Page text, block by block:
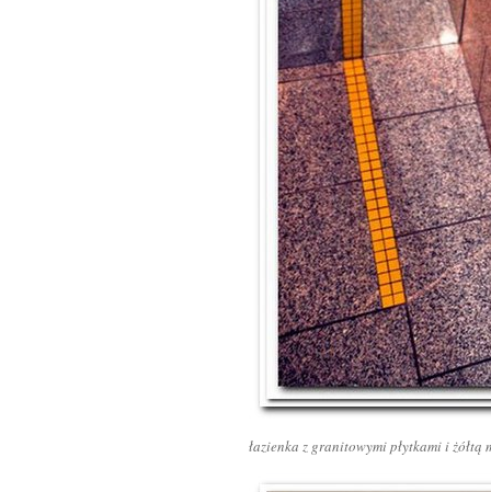
łazienka z granitowymi płytkami i żółtą